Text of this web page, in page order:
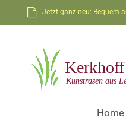
Jetzt ganz neu: Bequem
Home